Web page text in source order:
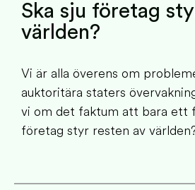
Ska sju företag
världen?
Vi är alla överens om
auktoritära staters
vi om det faktum att bara ett
företag styr resten av